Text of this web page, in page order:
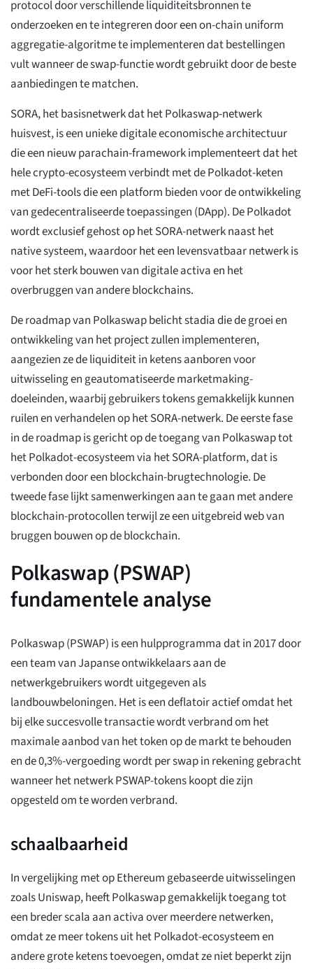
protocol door verschillende liquiditeitsbronnen te
onderzoeken en te integreren door een on-chain uniform
aggregatie-algoritme te implementeren dat bestellingen
vult wanneer de swap-functie wordt gebruikt door de beste
aanbiedingen te matchen.
SORA, het basisnetwerk dat het Polkaswap-netwerk
huisvest, is een unieke digitale economische architectuur
die een nieuw parachain-framework implementeert dat het
hele crypto-ecosysteem verbindt met de Polkadot-keten
met DeFi-tools die een platform bieden voor de ontwikkeling
van gedecentraliseerde toepassingen (DApp). De Polkadot
wordt exclusief gehost op het SORA-netwerk naast het
native systeem, waardoor het een levensvatbaar netwerk is
voor het sterk bouwen van digitale activa en het
overbruggen van andere blockchains.
De roadmap van Polkaswap belicht stadia die de groei en
ontwikkeling van het project zullen implementeren,
aangezien ze de liquiditeit in ketens aanboren voor
uitwisseling en geautomatiseerde marketmaking-
doeleinden, waarbij gebruikers tokens gemakkelijk kunnen
ruilen en verhandelen op het SORA-netwerk. De eerste fase
in de roadmap is gericht op de toegang van Polkaswap tot
het Polkadot-ecosysteem via het SORA-platform, dat is
verbonden door een blockchain-brugtechnologie. De
tweede fase lijkt samenwerkingen aan te gaan met andere
blockchain-protocollen terwijl ze een uitgebreid web van
bruggen bouwen op de blockchain.
Polkaswap (PSWAP)
fundamentele analyse
Polkaswap (PSWAP) is een hulpprogramma dat in 2017 door
een team van Japanse ontwikkelaars aan de
netwerkgebruikers wordt uitgegeven als
landbouwbeloningen. Het is een deflatoir actief omdat het
bij elke succesvolle transactie wordt verbrand om het
maximale aanbod van het token op de markt te behouden
en de 0,3%-vergoeding wordt per swap in rekening gebracht
wanneer het netwerk PSWAP-tokens koopt die zijn
opgesteld om te worden verbrand.
schaalbaarheid
In vergelijking met op Ethereum gebaseerde uitwisselingen
zoals Uniswap, heeft Polkaswap gemakkelijk toegang tot
een breder scala aan activa over meerdere netwerken,
omdat ze meer tokens uit het Polkadot-ecosysteem en
andere grote ketens toevoegen, omdat ze niet beperkt zijn